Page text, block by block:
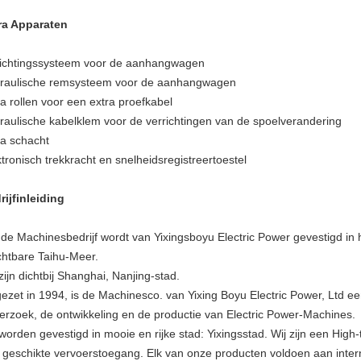
Apparaten
voor de aanhangwagen
remsysteem voor de aanhangwagen
rollen voor een extra proefkabel
kabelklem voor de verrichtingen van de spoelverandering
schacht
trekkracht en snelheidsregistreertoestel
Machinesbedrijf wordt van Yixingsboyu Electric Power gevestigd
Taihu-Meer.
dichtbij Shanghai, Nanjing-stad.
in 1994, is de Machinesco. van Yixing Boyu Electric Power, Ltd
de ontwikkeling en de productie van Electric Power-Machines.
gevestigd in mooie en rijke stad: Yixingsstad. Wij zijn een
vervoerstoegang. Elk van onze producten voldoen aan